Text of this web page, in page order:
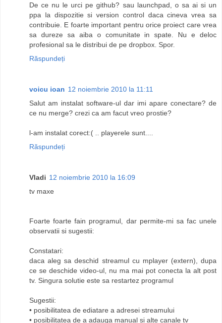
De ce nu le urci pe github? sau launchpad, o sa ai si un
ppa la dispozitie si version control daca cineva vrea sa
contribuie. E foarte important pentru orice proiect care vrea
sa dureze sa aiba o comunitate in spate. Nu e deloc
profesional sa le distribui de pe dropbox. Spor.
Răspundeți
voicu ioan 12 noiembrie 2010 la 11:11
Salut am instalat software-ul dar imi apare conectare? de
ce nu merge? crezi ca am facut vreo prostie?
l-am instalat corect:( .. playerele sunt....
Răspundeți
Vladi 12 noiembrie 2010 la 16:09
tv maxe
Foarte foarte fain programul, dar permite-mi sa fac unele
observatii si sugestii:
Constatari:
daca aleg sa deschid streamul cu mplayer (extern), dupa
ce se deschide video-ul, nu ma mai pot conecta la alt post
tv. Singura solutie este sa restartez programul
Sugestii:
• posibilitatea de ediatare a adresei streamului
• posibilitatea de a adauga manual si alte canale tv